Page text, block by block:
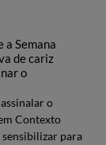
a Semana
de cariz
o
o
Contexto
para